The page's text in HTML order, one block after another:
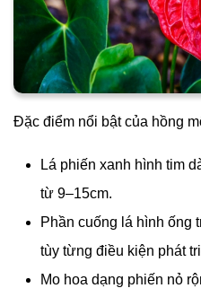
Đặc điểm nổi bật của hồng
Lá phiến xanh hình tim
từ 9–15cm.
Phần cuống lá hình ống
tùy từng điều kiện phát
Mo hoa dạng phiến nỏ